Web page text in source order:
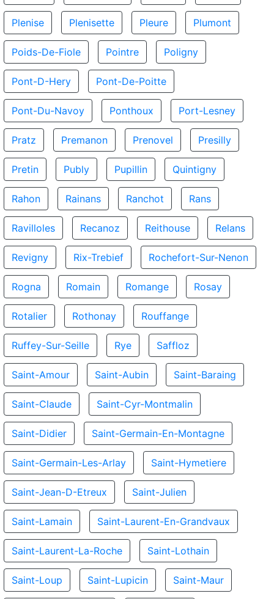
Plenise Plenisette Pleure Plumont
Poids-De-Fiole Pointre Poligny
Pont-D-Hery Pont-De-Poitte
Pont-Du-Navoy Ponthoux Port-Lesney
Pratz Premanon Prenovel Presilly
Pretin Publy Pupillin Quintigny
Rahon Rainans Ranchot Rans
Ravilloles Recanoz Reithouse Relans
Revigny Rix-Trebief Rochefort-Sur-Nenon
Rogna Romain Romange Rosay
Rotalier Rothonay Rouffange
Ruffey-Sur-Seille Rye Saffloz
Saint-Amour Saint-Aubin Saint-Baraing
Saint-Claude Saint-Cyr-Montmalin
Saint-Didier Saint-Germain-En-Montagne
Saint-Germain-Les-Arlay Saint-Hymetiere
Saint-Jean-D-Etreux Saint-Julien
Saint-Lamain Saint-Laurent-En-Grandvaux
Saint-Laurent-La-Roche Saint-Lothain
Saint-Loup Saint-Lupicin Saint-Maur